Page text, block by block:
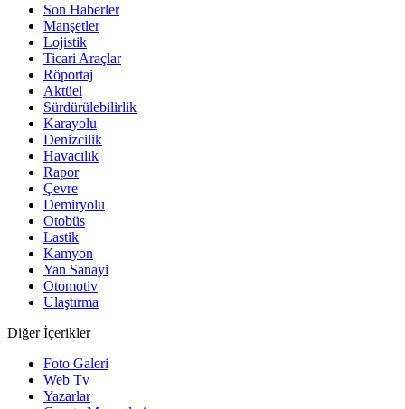
Son Haberler
Manşetler
Lojistik
Ticari Araçlar
Röportaj
Aktüel
Sürdürülebilirlik
Karayolu
Denizcilik
Havacılık
Rapor
Çevre
Demiryolu
Otobüs
Lastik
Kamyon
Yan Sanayi
Otomotiv
Ulaştırma
Diğer İçerikler
Foto Galeri
Web Tv
Yazarlar